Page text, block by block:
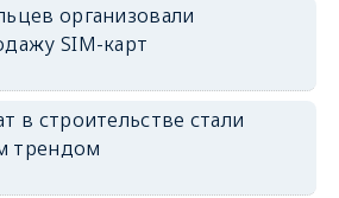
организовали
SIM-карт
в строительстве стали
трендом